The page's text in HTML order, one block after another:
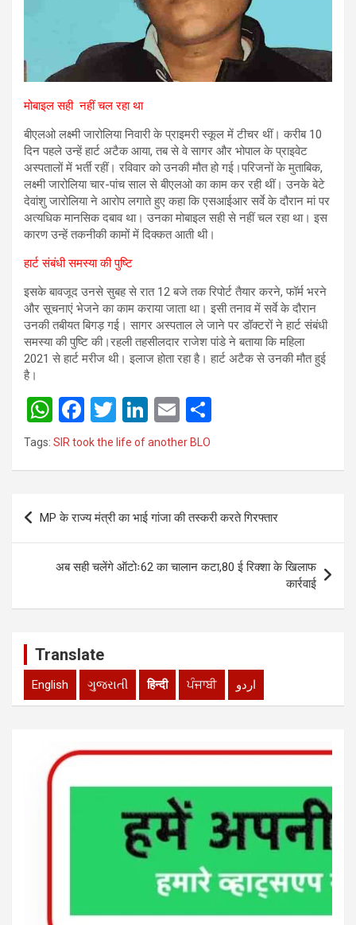
मोबाइल सही नहीं चल रहा था
बीएलओ लक्ष्मी जारोलिया निवारी के प्राइमरी स्कूल में टीचर थीं। करीब 10
दिन पहले उन्हें हार्ट अटैक आया, तब से वे सागर और भोपाल के प्राइवेट
अस्पतालों में भर्ती रहीं। रविवार को उनकी मौत हो गई।परिजनों के मुताबिक,
लक्ष्मी जारोलिया चार-पांच साल से बीएलओ का काम कर रही थीं। उनके बेटे
देवांशु जारोलिया ने आरोप लगाते हुए कहा कि एसआईआर सर्वे के दौरान मां पर
अत्यधिक मानसिक दबाव था। उनका मोबाइल सही से नहीं चल रहा था। इस
कारण उन्हें तकनीकी कामों में दिक्कत आती थी।
हार्ट संबंधी समस्या की पुष्टि
इसके बावजूद उनसे सुबह से रात 12 बजे तक रिपोर्ट तैयार करने, फॉर्म भरने
और सूचनाएं भेजने का काम कराया जाता था। इसी तनाव में सर्वे के दौरान
उनकी तबीयत बिगड़ गई। सागर अस्पताल ले जाने पर डॉक्टरों ने हार्ट संबंधी
समस्या की पुष्टि की।रहली तहसीलदार राजेश पांडे ने बताया कि महिला
2021 से हार्ट मरीज थी। इलाज होता रहा है। हार्ट अटैक से उनकी मौत हुई
है।
W
h
A
p
p
F
a
o
o
k
T
wi
Li
n
n
E
m
Tags: SIR took the life of another BLO
Post
navigation
MP के राज्य मंत्री का भाई गांजा की तस्करी करते गिरफ्तार
अब सही चलेंगे ऑटोः62 का चालान कटा,80 ई रिक्शा के खिलाफ
कार्रवाई
Translate
English ગુજરાતી हिन्दी ਪੰਜਾਬੀ اردو